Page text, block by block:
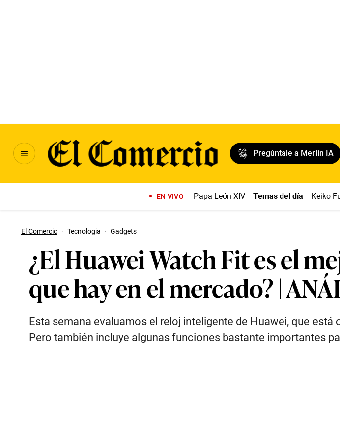
Pregúntale a Merlín IA
EN VIVO Papa León XIV Temas del día Keiko
El Comercio · Tecnologia · Gadgets
¿El Huawei Watch Fit es el
que hay en el mercado? |
Esta semana evaluamos el reloj inteligente de Huawei, que
Pero también incluye algunas funciones bastante importantes